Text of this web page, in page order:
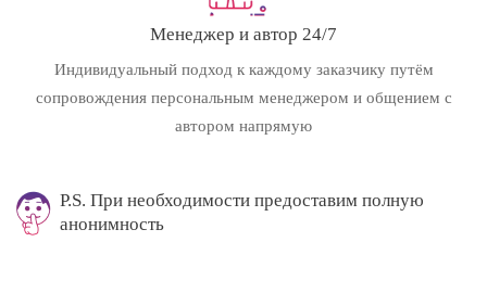
Менеджер и автор 24/7
Индивидуальный подход к каждому заказчику путём
сопровождения персональным менеджером и общением с
автором напрямую
P.S. При необходимости предоставим полную
анонимность